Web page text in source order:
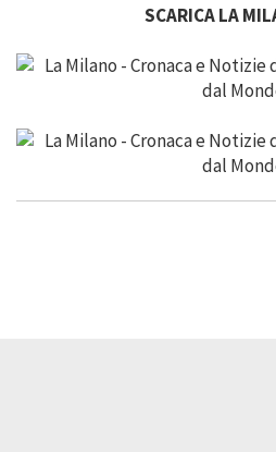
SCARICA LA